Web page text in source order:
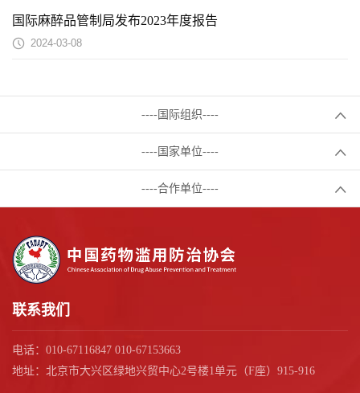
国际麻醉品管制局发布2023年度报告
2024-03-08
----国际组织----
----国家单位----
----合作单位----
联系我们
电话：010-67116847 010-67153663
地址：北京市大兴区绿地兴贸中心2号楼1单元（F座）915-916